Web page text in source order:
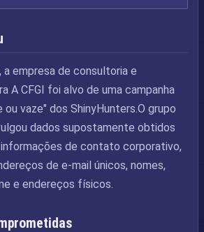
a empresa de consultoria e
A CFGI foi alvo de uma campanha
vaze" dos ShinyHunters.O grupo
dados supostamente obtidos
de contato corporativo,
de e-mail únicos, nomes,
e endereços físicos.